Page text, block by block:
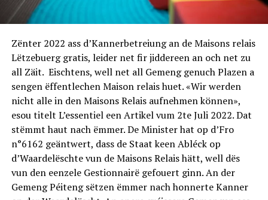
Zënter 2022 ass d’Kannerbetreiung an de Maisons relais
Lëtzebuerg gratis, leider net fir jiddereen an och net zu
all Zäit. Eischtens, well net all Gemeng genuch Plazen a
sengen ëffentlechen Maison relais huet. «Wir werden
nicht alle in den Maisons Relais aufnehmen können»,
esou titelt L’essentiel een Artikel vum 2te Juli 2022. Dat
stëmmt haut nach ëmmer. De Minister hat op d’Fro
n°6162 geäntwert, dass de Staat keen Abléck op
d’Waardelëschte vun de Maisons Relais hätt, well dës
vun den eenzele Gestionnairë gefouert ginn. An der
Gemeng Péiteng sëtzen ëmmer nach honnerte Kanner